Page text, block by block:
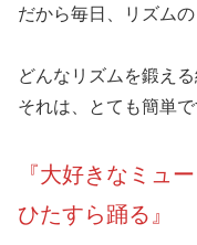
だから毎日、リズム
どんなリズムを鍛え
それは、とても簡単で
『大好きなミュ
ひたすら踊る』